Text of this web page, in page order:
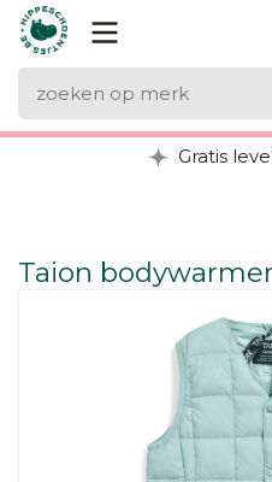
Gratis
Taion bodywarmer